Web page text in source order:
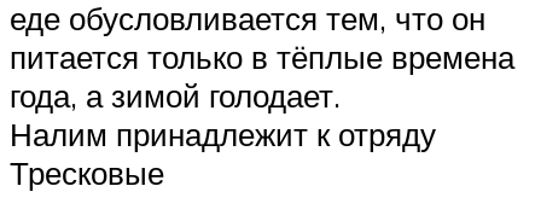
еде обусловливается тем, что он
питается только в тёплые времена
года, а зимой голодает.
Налим принадлежит к отряду
Тресковые